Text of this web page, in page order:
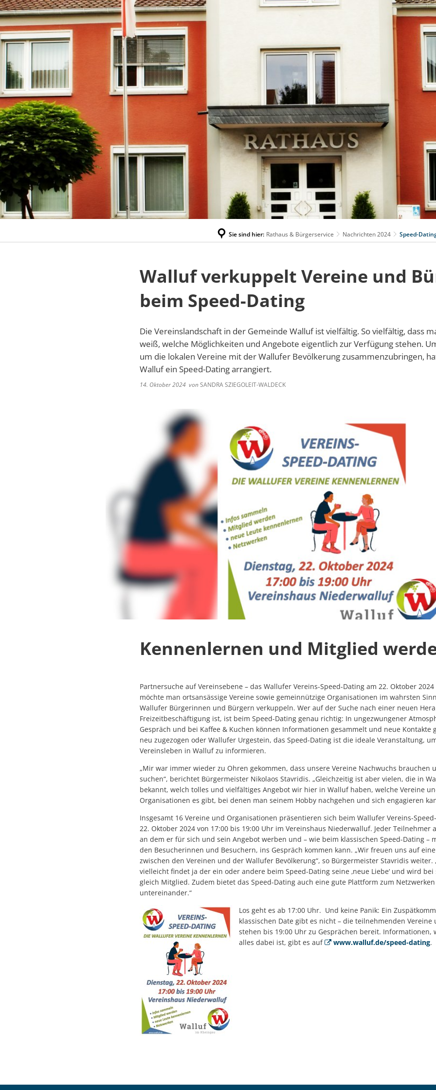
RATHAUS & BÜRGERSERVICE LEBEN IN WALLUF
Sie sind hier: Rathaus & Bürgerservice Nachrichten 2024 Speed-
Walluf verkuppelt Vereine und
beim Speed-Dating
Die Vereinslandschaft in der Gemeinde Walluf ist vielfältig. So vielfältig, dass
weiß, welche Möglichkeiten und Angebote eigentlich zur Verfügung stehen.
um die lokalen Vereine mit der Wallufer Bevölkerung zusammenzubringen,
Walluf ein Speed-Dating arrangiert.
14. Oktober 2024 vonSANDRA SZIEGOLEIT-WALDECK
Kennenlernen und Mitglied
Partnersuche auf Vereinsebene – das Wallufer Vereins-Speed-Dating am 22. Oktober
möchte man ortsansässige Vereine sowie gemeinnützige Organisationen im wahrsten
Wallufer Bürgerinnen und Bürgern verkuppeln. Wer auf der Suche nach einer neuen
Freizeitbeschäftigung ist, ist beim Speed-Dating genau richtig: In ungezwungener
Gespräch und bei Kaffee & Kuchen können Informationen gesammelt und neue Kontakte
neu zugezogen oder Wallufer Urgestein, das Speed-Dating ist die ideale Veranstaltung,
Vereinsleben in Walluf zu informieren.
„Mir war immer wieder zu Ohren gekommen, dass unsere Vereine Nachwuchs brauchen
suchen“, berichtet Bürgermeister Nikolaos Stavridis. „Gleichzeitig ist aber vielen, die in
bekannt, welch tolles und vielfältiges Angebot wir hier in Walluf haben, welche Vereine
Organisationen es gibt, bei denen man seinem Hobby nachgehen und sich engagieren
Insgesamt 16 Vereine und Organisationen präsentieren sich beim Wallufer Vereins-
22. Oktober 2024 von 17:00 bis 19:00 Uhr im Vereinshaus Niederwalluf. Jeder Teilnehmer
an dem er für sich und sein Angebot werben und – wie beim klassischen Speed-Dating –
den Besucherinnen und Besuchern, ins Gespräch kommen kann. „Wir freuen uns auf
zwischen den Vereinen und der Wallufer Bevölkerung“, so Bürgermeister Stavridis weiter.
vielleicht findet ja der ein oder andere beim Speed-Dating seine ‚neue Liebe‘ und wird
gleich Mitglied. Zudem bietet das Speed-Dating auch eine gute Plattform zum
untereinander.“
Los geht es ab 17:00 Uhr. Und keine Panik: Ein
klassischen Date gibt es nicht – die teilnehmenden
stehen bis 19:00 Uhr zu Gesprächen bereit. Informationen,
alles dabei ist, gibt es auf
www.walluf.de/speed-dating.